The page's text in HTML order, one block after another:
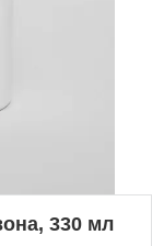
330 мл